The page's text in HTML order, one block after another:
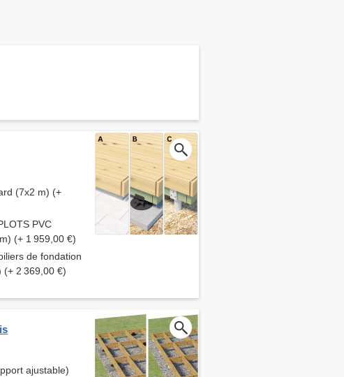
(7x2 m) (+
PVC
(+ 1 959,00 €)
de fondation
(+ 2 369,00 €)
ajustable)